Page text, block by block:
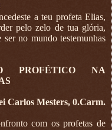
a teu profeta Elias,
pelo zelo de tua glória,
ser no mundo testemunhas
PROFÉTICO NA
Carlos Mesters, 0.Carm.
com os profetas de